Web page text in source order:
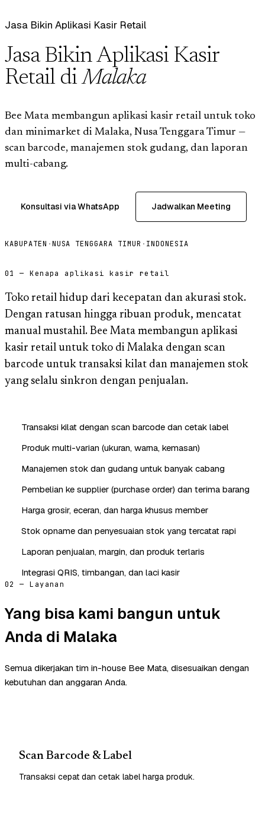
Jasa Bikin Aplikasi Kasir Retail
Jasa Bikin Aplikasi Kasir
Retail diMalaka
Bee Mata membangun aplikasi kasir retail untuk toko
dan minimarket di Malaka, Nusa Tenggara Timur —
scan barcode, manajemen stok gudang, dan laporan
multi-cabang.
Konsultasi via WhatsApp Jadwalkan Meeting
KABUPATEN ·NUSA TENGGARA TIMUR · INDONESIA
01 — Kenapa aplikasi kasir retail
Toko retail hidup dari kecepatan dan akurasi stok.
Dengan ratusan hingga ribuan produk, mencatat
manual mustahil. Bee Mata membangun aplikasi
kasir retail untuk toko di Malaka dengan scan
barcode untuk transaksi kilat dan manajemen stok
yang selalu sinkron dengan penjualan.
Transaksi kilat dengan scan barcode dan cetak label
Produk multi-varian (ukuran, warna, kemasan)
Manajemen stok dan gudang untuk banyak cabang
Pembelian ke supplier (purchase order) dan terima barang
Harga grosir, eceran, dan harga khusus member
Stok opname dan penyesuaian stok yang tercatat rapi
Laporan penjualan, margin, dan produk terlaris
Integrasi QRIS, timbangan, dan laci kasir
02 — Layanan
Yang bisa kami bangun untuk
Anda di Malaka
Semua dikerjakan tim in-house Bee Mata, disesuaikan dengan
kebutuhan dan anggaran Anda.
Scan Barcode & Label
Transaksi cepat dan cetak label harga produk.